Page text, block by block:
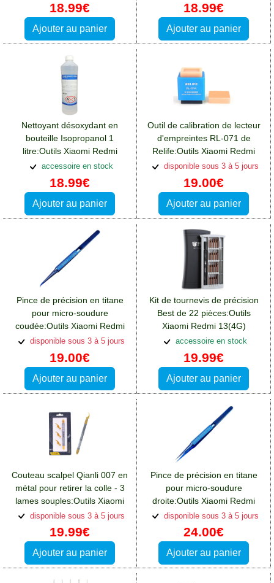
18.99€
Ajouter au panier
18.99€
Ajouter au panier
Nettoyant désoxydant en
bouteille Isopropanol 1
litre:Outils Xiaomi Redmi
13(4G)
accessoire en stock
18.99€
Ajouter au panier
Outil de calibration de lecteur
d'empreintes RL-071 de
Relife:Outils Xiaomi Redmi
13(4G)
disponible sous 3 à 5 jours
19.00€
Ajouter au panier
Pince de précision en titane
pour micro-soudure
coudée:Outils Xiaomi Redmi
13(4G)
disponible sous 3 à 5 jours
19.00€
Ajouter au panier
Kit de tournevis de précision
Best de 22 pièces:Outils
Xiaomi Redmi 13(4G)
accessoire en stock
19.99€
Ajouter au panier
Couteau scalpel Qianli 007 en
métal pour retirer la colle - 3
lames souples:Outils Xiaomi
Redmi 13(4G)
disponible sous 3 à 5 jours
19.99€
Ajouter au panier
Pince de précision en titane
pour micro-soudure
droite:Outils Xiaomi Redmi
13(4G)
disponible sous 3 à 5 jours
24.00€
Ajouter au panier